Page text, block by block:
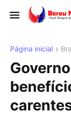
Página inicial